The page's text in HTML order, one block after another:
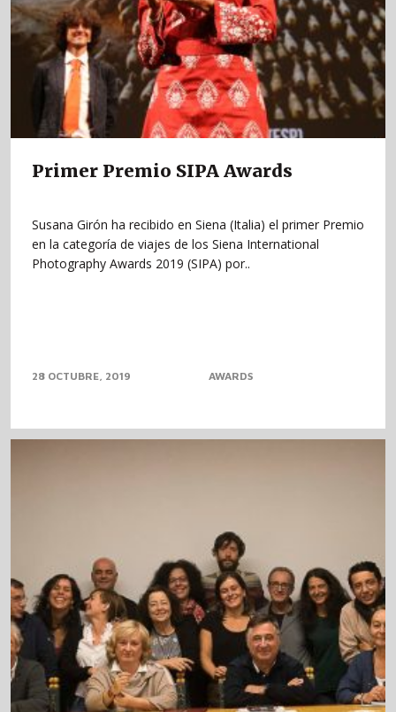
Primer Premio SIPA Awards
Susana Girón ha recibido en Siena (Italia) el primer Premio
en la categoría de viajes de los Siena International
Photography Awards 2019 (SIPA) por..
28 OCTUBRE, 2019 AWARDS